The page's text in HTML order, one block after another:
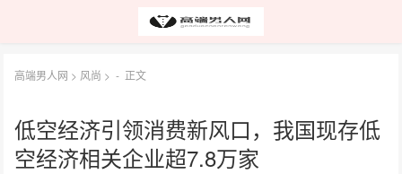
高端男人网 > 风尚 > - 正文
低空经济引领消费新风口，我国现存低
空经济相关企业超7.8万家